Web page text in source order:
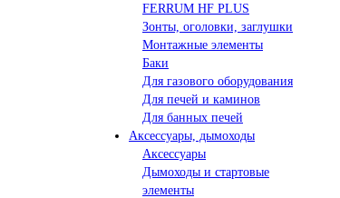
FERRUM HF PLUS
Зонты, оголовки, заглушки
Монтажные элементы
Баки
Для газового оборудования
Для печей и каминов
Для банных печей
Аксессуары, дымоходы
Аксессуары
Дымоходы и стартовые
элементы